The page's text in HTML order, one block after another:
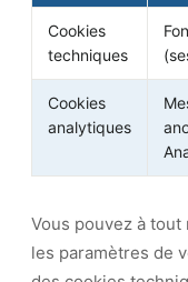
Cookies
techniques
Cookies
analytiques
Vous pouvez à
les paramètres de